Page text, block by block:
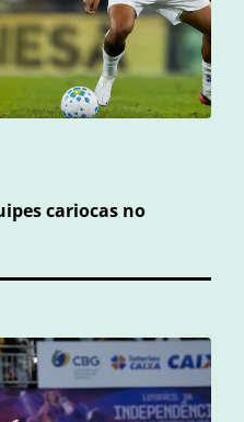
cariocas no